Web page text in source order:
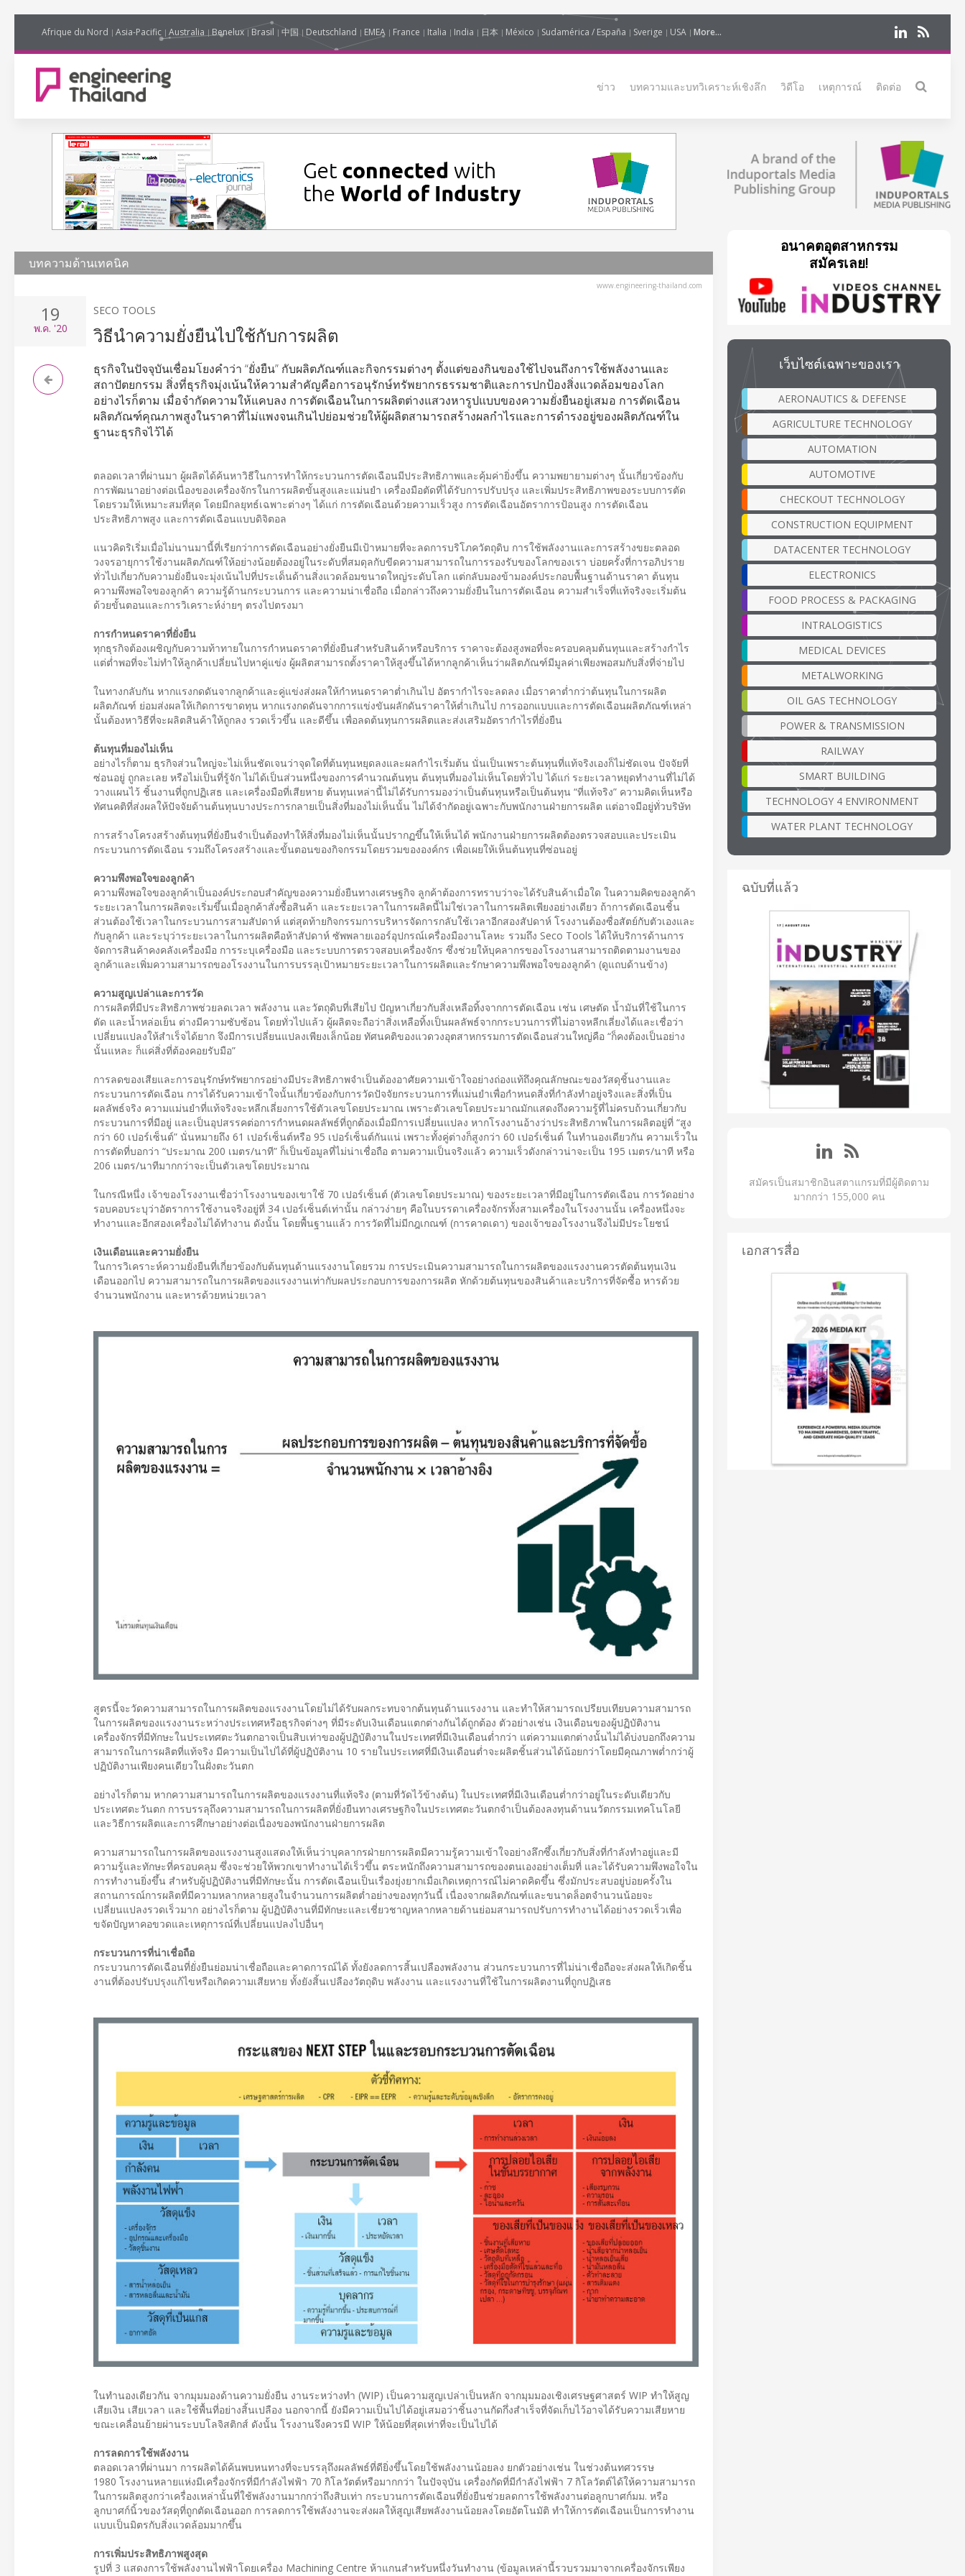
Afrique du Nord Asia-Pacific Australia Benelux Brasil 中国 Deutschland EMEA France Italia India 日本 México Sudamérica / España Sverige USA More...
ข่าว บทความและบทวิเคราะห์เชิงลึก วิดีโอ เหตุการณ์ ติดต่อ
บทความด้านเทคนิค
www.engineering-thailand.com
19
พ.ค. '20
SECO TOOLS
วิธีนำความยั่งยืนไปใช้กับการผลิต
ธุรกิจในปัจจุบันเชื่อมโยงคำว่า “ยั่งยืน” กับผลิตภัณฑ์และกิจกรรมต่างๆ ตั้งแต่ของกินของใช้ไปจนถึงการใช้พลังงานและ
สถาปัตยกรรม สิ่งที่ธุรกิจมุ่งเน้นให้ความสำคัญคือการอนุรักษ์ทรัพยากรธรรมชาติและการปกป้องสิ่งแวดล้อมของโลก
อย่างไรก็ตาม เมื่อจำกัดความให้แคบลง การตัดเฉือนในการผลิตต่างแสวงหารูปแบบของความยั่งยืนอยู่เสมอ การตัดเฉือน
ผลิตภัณฑ์คุณภาพสูงในราคาที่ไม่แพงจนเกินไปย่อมช่วยให้ผู้ผลิตสามารถสร้างผลกำไรและการดำรงอยู่ของผลิตภัณฑ์ใน
ฐานะธุรกิจไว้ได้
ตลอดเวลาที่ผ่านมา ผู้ผลิตได้ค้นหาวิธีในการทำให้กระบวนการตัดเฉือนมีประสิทธิภาพและคุ้มค่ายิ่งขึ้น ความพยายามต่างๆ นั้นเกี่ยวข้องกับ
การพัฒนาอย่างต่อเนื่องของเครื่องจักรในการผลิตขั้นสูงและแม่นยำ เครื่องมือตัดที่ได้รับการปรับปรุง และเพิ่มประสิทธิภาพของระบบการตัด
โดยรวมให้เหมาะสมที่สุด โดยมีกลยุทธ์เฉพาะต่างๆ ได้แก่ การตัดเฉือนด้วยความเร็วสูง การตัดเฉือนอัตราการป้อนสูง การตัดเฉือน
ประสิทธิภาพสูง และการตัดเฉือนแบบดิจิตอล
แนวคิดริเริ่มเมื่อไม่นานมานี้ที่เรียกว่าการตัดเฉือนอย่างยั่งยืนมีเป้าหมายที่จะลดการบริโภควัตถุดิบ การใช้พลังงานและการสร้างขยะตลอด
วงจรอายุการใช้งานผลิตภัณฑ์ให้อย่างน้อยต้องอยู่ในระดับที่สมดุลกับขีดความสามารถในการรองรับของโลกของเรา บ่อยครั้งที่การอภิปราย
ทั่วไปเกี่ยวกับความยั่งยืนจะมุ่งเน้นไปที่ประเด็นด้านสิ่งแวดล้อมขนาดใหญ่ระดับโลก แต่กลับมองข้ามองค์ประกอบพื้นฐานด้านราคา ต้นทุน
ความพึงพอใจของลูกค้า ความรู้ด้านกระบวนการ และความน่าเชื่อถือ เมื่อกล่าวถึงความยั่งยืนในการตัดเฉือน ความสำเร็จที่แท้จริงจะเริ่มต้น
ด้วยขั้นตอนและการวิเคราะห์ง่ายๆ ตรงไปตรงมา
การกำหนดราคาที่ยั่งยืน
ทุกธุรกิจต้องเผชิญกับความท้าทายในการกำหนดราคาที่ยั่งยืนสำหรับสินค้าหรือบริการ ราคาจะต้องสูงพอที่จะครอบคลุมต้นทุนและสร้างกำไร
แต่ต่ำพอที่จะไม่ทำให้ลูกค้าเปลี่ยนไปหาคู่แข่ง ผู้ผลิตสามารถตั้งราคาให้สูงขึ้นได้หากลูกค้าเห็นว่าผลิตภัณฑ์มีมูลค่าเพียงพอสมกับสิ่งที่จ่ายไป
ในทางกลับกัน หากแรงกดดันจากลูกค้าและคู่แข่งส่งผลให้กำหนดราคาต่ำเกินไป อัตรากำไรจะลดลง เมื่อราคาต่ำกว่าต้นทุนในการผลิต
ผลิตภัณฑ์ ย่อมส่งผลให้เกิดการขาดทุน หากแรงกดดันจากการแข่งขันผลักดันราคาให้ต่ำเกินไป การออกแบบและการตัดเฉือนผลิตภัณฑ์เหล่า
นั้นต้องหาวิธีที่จะผลิตสินค้าให้ถูกลง รวดเร็วขึ้น และดีขึ้น เพื่อลดต้นทุนการผลิตและส่งเสริมอัตรากำไรที่ยั่งยืน
ต้นทุนที่มองไม่เห็น
อย่างไรก็ตาม ธุรกิจส่วนใหญ่จะไม่เห็นชัดเจนว่าจุดใดที่ต้นทุนหยุดลงและผลกำไรเริ่มต้น นั่นเป็นเพราะต้นทุนที่แท้จริงเองก็ไม่ชัดเจน ปัจจัยที่
ซ่อนอยู่ ถูกละเลย หรือไม่เป็นที่รู้จัก ไม่ได้เป็นส่วนหนึ่งของการคำนวณต้นทุน ต้นทุนที่มองไม่เห็นโดยทั่วไป ได้แก่ ระยะเวลาหยุดทำงานที่ไม่ได้
วางแผนไว้ ชิ้นงานที่ถูกปฏิเสธ และเครื่องมือที่เสียหาย ต้นทุนเหล่านี้ไม่ได้รับการมองว่าเป็นต้นทุนหรือเป็นต้นทุน “ที่แท้จริง” ความคิดเห็นหรือ
ทัศนคติที่ส่งผลให้ปัจจัยด้านต้นทุนบางประการกลายเป็นสิ่งที่มองไม่เห็นนั้น ไม่ได้จำกัดอยู่เฉพาะกับพนักงานฝ่ายการผลิต แต่อาจมีอยู่ทั่วบริษัท
การสร้างโครงสร้างต้นทุนที่ยั่งยืนจำเป็นต้องทำให้สิ่งที่มองไม่เห็นนั้นปรากฏขึ้นให้เห็นได้ พนักงานฝ่ายการผลิตต้องตรวจสอบและประเมิน
กระบวนการตัดเฉือน รวมถึงโครงสร้างและขั้นตอนของกิจกรรมโดยรวมขององค์กร เพื่อเผยให้เห็นต้นทุนที่ซ่อนอยู่
ความพึงพอใจของลูกค้า
ความพึงพอใจของลูกค้าเป็นองค์ประกอบสำคัญของความยั่งยืนทางเศรษฐกิจ ลูกค้าต้องการทราบว่าจะได้รับสินค้าเมื่อใด ในความคิดของลูกค้า
ระยะเวลาในการผลิตจะเริ่มขึ้นเมื่อลูกค้าสั่งซื้อสินค้า และระยะเวลาในการผลิตนี้ไม่ใช่เวลาในการผลิตเพียงอย่างเดียว ถ้าการตัดเฉือนชิ้น
ส่วนต้องใช้เวลาในกระบวนการสามสัปดาห์ แต่สุดท้ายกิจกรรมการบริหารจัดการกลับใช้เวลาอีกสองสัปดาห์ โรงงานต้องซื่อสัตย์กับตัวเองและ
กับลูกค้า และระบุว่าระยะเวลาในการผลิตคือห้าสัปดาห์ ซัพพลายเออร์อุปกรณ์เครื่องมืองานโลหะ รวมถึง Seco Tools ได้ให้บริการด้านการ
จัดการสินค้าคงคลังเครื่องมือ การระบุเครื่องมือ และระบบการตรวจสอบเครื่องจักร ซึ่งช่วยให้บุคลากรของโรงงานสามารถติดตามงานของ
ลูกค้าและเพิ่มความสามารถของโรงงานในการบรรลุเป้าหมายระยะเวลาในการผลิตและรักษาความพึงพอใจของลูกค้า (ดูแถบด้านข้าง)
ความสูญเปล่าและการวัด
การผลิตที่มีประสิทธิภาพช่วยลดเวลา พลังงาน และวัตถุดิบที่เสียไป ปัญหาเกี่ยวกับสิ่งเหลือทิ้งจากการตัดเฉือน เช่น เศษตัด น้ำมันที่ใช้ในการ
ตัด และน้ำหล่อเย็น ต่างมีความซับซ้อน โดยทั่วไปแล้ว ผู้ผลิตจะถือว่าสิ่งเหลือทิ้งเป็นผลลัพธ์จากกระบวนการที่ไม่อาจหลีกเลี่ยงได้และเชื่อว่า
เปลี่ยนแปลงให้สำเร็จได้ยาก จึงมีการเปลี่ยนแปลงเพียงเล็กน้อย ทัศนคติของแวดวงอุตสาหกรรมการตัดเฉือนส่วนใหญ่คือ “ก็คงต้องเป็นอย่าง
นั้นแหละ ก็แค่สิ่งที่ต้องคอยรับมือ”
การลดของเสียและการอนุรักษ์ทรัพยากรอย่างมีประสิทธิภาพจำเป็นต้องอาศัยความเข้าใจอย่างถ่องแท้ถึงคุณลักษณะของวัสดุชิ้นงานและ
กระบวนการตัดเฉือน การได้รับความเข้าใจนั้นเกี่ยวข้องกับการวัดปัจจัยกระบวนการที่แม่นยำเพื่อกำหนดสิ่งที่กำลังทำอยู่จริงและสิ่งที่เป็น
ผลลัพธ์จริง ความแม่นยำที่แท้จริงจะหลีกเลี่ยงการใช้ตัวเลขโดยประมาณ เพราะตัวเลขโดยประมาณมักแสดงถึงความรู้ที่ไม่ครบถ้วนเกี่ยวกับ
กระบวนการที่มีอยู่ และเป็นอุปสรรคต่อการกำหนดผลลัพธ์ที่ถูกต้องเมื่อมีการเปลี่ยนแปลง หากโรงงานอ้างว่าประสิทธิภาพในการผลิตอยู่ที่ “สูง
กว่า 60 เปอร์เซ็นต์” นั่นหมายถึง 61 เปอร์เซ็นต์หรือ 95 เปอร์เซ็นต์กันแน่ เพราะทั้งคู่ต่างก็สูงกว่า 60 เปอร์เซ็นต์ ในทำนองเดียวกัน ความเร็วใน
การตัดที่บอกว่า “ประมาณ 200 เมตร/นาที” ก็เป็นข้อมูลที่ไม่น่าเชื่อถือ ตามความเป็นจริงแล้ว ความเร็วดังกล่าวน่าจะเป็น 195 เมตร/นาที หรือ
206 เมตร/นาทีมากกว่าจะเป็นตัวเลขโดยประมาณ
ในกรณีหนึ่ง เจ้าของโรงงานเชื่อว่าโรงงานของเขาใช้ 70 เปอร์เซ็นต์ (ตัวเลขโดยประมาณ) ของระยะเวลาที่มีอยู่ในการตัดเฉือน การวัดอย่าง
รอบคอบระบุว่าอัตราการใช้งานจริงอยู่ที่ 34 เปอร์เซ็นต์เท่านั้น กล่าวง่ายๆ คือในบรรดาเครื่องจักรทั้งสามเครื่องในโรงงานนั้น เครื่องหนึ่งจะ
ทำงานและอีกสองเครื่องไม่ได้ทำงาน ดังนั้น โดยพื้นฐานแล้ว การวัดที่ไม่มีกฎเกณฑ์ (การคาดเดา) ของเจ้าของโรงงานจึงไม่มีประโยชน์
เงินเดือนและความยั่งยืน
ในการวิเคราะห์ความยั่งยืนที่เกี่ยวข้องกับต้นทุนด้านแรงงานโดยรวม การประเมินความสามารถในการผลิตของแรงงานควรตัดต้นทุนเงิน
เดือนออกไป ความสามารถในการผลิตของแรงงานเท่ากับผลประกอบการของการผลิต หักด้วยต้นทุนของสินค้าและบริการที่จัดซื้อ หารด้วย
จำนวนพนักงาน และหารด้วยหน่วยเวลา
สูตรนี้จะวัดความสามารถในการผลิตของแรงงานโดยไม่ได้รับผลกระทบจากต้นทุนด้านแรงงาน และทำให้สามารถเปรียบเทียบความสามารถ
ในการผลิตของแรงงานระหว่างประเทศหรือธุรกิจต่างๆ ที่มีระดับเงินเดือนแตกต่างกันได้ถูกต้อง ตัวอย่างเช่น เงินเดือนของผู้ปฏิบัติงาน
เครื่องจักรที่มีทักษะในประเทศตะวันตกอาจเป็นสิบเท่าของผู้ปฏิบัติงานในประเทศที่มีเงินเดือนต่ำกว่า แต่ความแตกต่างนั้นไม่ได้บ่งบอกถึงความ
สามารถในการผลิตที่แท้จริง มีความเป็นไปได้ที่ผู้ปฏิบัติงาน 10 รายในประเทศที่มีเงินเดือนต่ำจะผลิตชิ้นส่วนได้น้อยกว่าโดยมีคุณภาพต่ำกว่าผู้
ปฏิบัติงานเพียงคนเดียวในฝั่งตะวันตก
อย่างไรก็ตาม หากความสามารถในการผลิตของแรงงานที่แท้จริง (ตามที่วัดไว้ข้างต้น) ในประเทศที่มีเงินเดือนต่ำกว่าอยู่ในระดับเดียวกับ
ประเทศตะวันตก การบรรลุถึงความสามารถในการผลิตที่ยั่งยืนทางเศรษฐกิจในประเทศตะวันตกจำเป็นต้องลงทุนด้านนวัตกรรมเทคโนโลยี
และวิธีการผลิตและการศึกษาอย่างต่อเนื่องของพนักงานฝ่ายการผลิต
ความสามารถในการผลิตของแรงงานสูงแสดงให้เห็นว่าบุคลากรฝ่ายการผลิตมีความรู้ความเข้าใจอย่างลึกซึ้งเกี่ยวกับสิ่งที่กำลังทำอยู่และมี
ความรู้และทักษะที่ครอบคลุม ซึ่งจะช่วยให้พวกเขาทำงานได้เร็วขึ้น ตระหนักถึงความสามารถของตนเองอย่างเต็มที่ และได้รับความพึงพอใจใน
การทำงานยิ่งขึ้น สำหรับผู้ปฏิบัติงานที่มีทักษะนั้น การตัดเฉือนเป็นเรื่องยุ่งยากเมื่อเกิดเหตุการณ์ไม่คาดคิดขึ้น ซึ่งมักประสบอยู่บ่อยครั้งใน
สถานการณ์การผลิตที่มีความหลากหลายสูงในจำนวนการผลิตต่ำอย่างของทุกวันนี้ เนื่องจากผลิตภัณฑ์และขนาดล็อตจำนวนน้อยจะ
เปลี่ยนแปลงรวดเร็วมาก อย่างไรก็ตาม ผู้ปฏิบัติงานที่มีทักษะและเชี่ยวชาญหลากหลายด้านย่อมสามารถปรับการทำงานได้อย่างรวดเร็วเพื่อ
ขจัดปัญหาคอขวดและเหตุการณ์ที่เปลี่ยนแปลงไปอื่นๆ
กระบวนการที่น่าเชื่อถือ
กระบวนการตัดเฉือนที่ยั่งยืนย่อมน่าเชื่อถือและคาดการณ์ได้ ทั้งยังลดการสิ้นเปลืองพลังงาน ส่วนกระบวนการที่ไม่น่าเชื่อถือจะส่งผลให้เกิดชิ้น
งานที่ต้องปรับปรุงแก้ไขหรือเกิดความเสียหาย ทั้งยังสิ้นเปลืองวัตถุดิบ พลังงาน และแรงงานที่ใช้ในการผลิตงานที่ถูกปฏิเสธ
ในทำนองเดียวกัน จากมุมมองด้านความยั่งยืน งานระหว่างทำ (WIP) เป็นความสูญเปล่าเป็นหลัก จากมุมมองเชิงเศรษฐศาสตร์ WIP ทำให้สูญ
เสียเงิน เสียเวลา และใช้พื้นที่อย่างสิ้นเปลือง นอกจากนี้ ยังมีความเป็นไปได้อยู่เสมอว่าชิ้นงานกัดกึ่งสำเร็จที่จัดเก็บไว้อาจได้รับความเสียหาย
ขณะเคลื่อนย้ายผ่านระบบโลจิสติกส์ ดังนั้น โรงงานจึงควรมี WIP ให้น้อยที่สุดเท่าที่จะเป็นไปได้
การลดการใช้พลังงาน
ตลอดเวลาที่ผ่านมา การผลิตได้ค้นพบหนทางที่จะบรรลุถึงผลลัพธ์ที่ดียิ่งขึ้นโดยใช้พลังงานน้อยลง ยกตัวอย่างเช่น ในช่วงต้นทศวรรษ
1980 โรงงานหลายแห่งมีเครื่องจักรที่มีกำลังไฟฟ้า 70 กิโลวัตต์หรือมากกว่า ในปัจจุบัน เครื่องกัดที่มีกำลังไฟฟ้า 7 กิโลวัตต์ได้ให้ความสามารถ
ในการผลิตสูงกว่าเครื่องเหล่านั้นที่ใช้พลังงานมากกว่าถึงสิบเท่า กระบวนการตัดเฉือนที่ยั่งยืนช่วยลดการใช้พลังงานต่อลูกบาศก์มม. หรือ
ลูกบาศก์นิ้วของวัสดุที่ถูกตัดเฉือนออก การลดการใช้พลังงานจะส่งผลให้สูญเสียพลังงานน้อยลงโดยอัตโนมัติ ทำให้การตัดเฉือนเป็นการทำงาน
แบบเป็นมิตรกับสิ่งแวดล้อมมากขึ้น
การเพิ่มประสิทธิภาพสูงสุด
รูปที่ 3 แสดงการใช้พลังงานไฟฟ้าโดยเครื่อง Machining Centre ห้าแกนสำหรับหนึ่งวันทำงาน (ข้อมูลเหล่านี้รวบรวมมาจากเครื่องจักรเพียง
อนาคตอุตสาหกรรม
สมัครเลย!
เว็บไซต์เฉพาะของเรา
AERONAUTICS & DEFENSE
AGRICULTURE TECHNOLOGY
AUTOMATION
AUTOMOTIVE
CHECKOUT TECHNOLOGY
CONSTRUCTION EQUIPMENT
DATACENTER TECHNOLOGY
ELECTRONICS
FOOD PROCESS & PACKAGING
INTRALOGISTICS
MEDICAL DEVICES
METALWORKING
OIL GAS TECHNOLOGY
POWER & TRANSMISSION
RAILWAY
SMART BUILDING
TECHNOLOGY 4 ENVIRONMENT
WATER PLANT TECHNOLOGY
ฉบับที่แล้ว
สมัครเป็นสมาชิกอินสตาแกรมที่มีผู้ติดตาม
มากกว่า 155,000 คน
เอกสารสื่อ